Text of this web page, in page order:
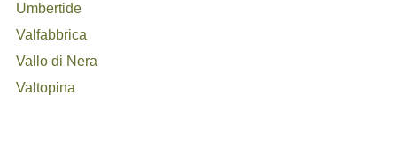
Umbertide
Valfabbrica
Vallo di Nera
Valtopina